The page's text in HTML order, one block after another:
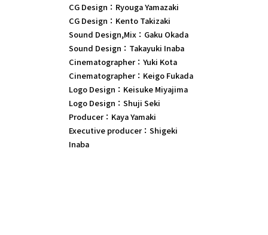
CG Design：Ryouga Yamazaki
CG Design：Kento Takizaki
Sound Design,Mix：Gaku Okada
Sound Design：Takayuki Inaba
Cinematographer：Yuki Kota
Cinematographer：Keigo Fukada
Logo Design：Keisuke Miyajima
Logo Design：Shuji Seki
Producer：Kaya Yamaki
Executive producer：Shigeki
Inaba